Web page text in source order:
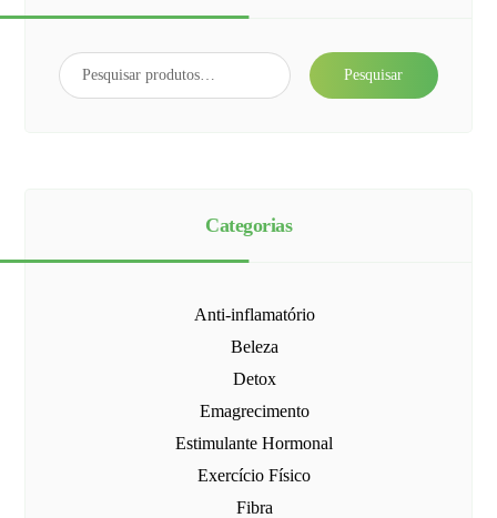
Pesquisar
Categorias
Anti-inflamatório
Beleza
Detox
Emagrecimento
Estimulante Hormonal
Exercício Físico
Fibra